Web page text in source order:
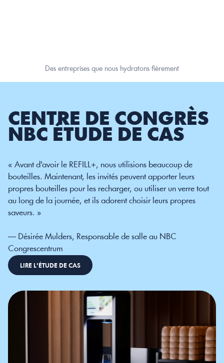
Des entreprises que nous hydratons fièrement
CENTRE DE CONGRÈS
NBC ÉTUDE DE CAS
« Avant d'avoir le REFILL+, nous utilisions beaucoup de
bouteilles. Maintenant, les invités peuvent apporter leurs
propres bouteilles pour les recharger, ou utiliser un verre tout
au long de la journée, et ils adorent choisir leurs propres
saveurs. »
— Désirée Mulders, Responsable de salle au NBC
Congrescentrum
LIRE L'ÉTUDE DE CAS